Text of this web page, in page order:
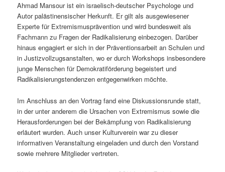
Ahmad Mansour ist ein israelisch-deutscher Psychologe und
Autor palästinensischer Herkunft. Er gilt als ausgewiesener
Experte für Extremismusprävention und wird bundesweit als
Fachmann zu Fragen der Radikalisierung einbezogen. Darüber
hinaus engagiert er sich in der Präventionsarbeit an Schulen und
in Justizvollzugsanstalten, wo er durch Workshops insbesondere
junge Menschen für Demokratiförderung begeistert und
Radikalisierungstendenzen entgegenwirken möchte.
Im Anschluss an den Vortrag fand eine Diskussionsrunde statt,
in der unter anderem die Ursachen von Extremismus sowie die
Herausforderungen bei der Bekämpfung von Radikalisierung
erläutert wurden. Auch unser Kulturverein war zu dieser
informativen Veranstaltung eingeladen und durch den Vorstand
sowie mehrere Mitglieder vertreten.